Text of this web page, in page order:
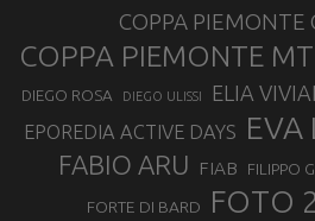
COPPA PIEMONTE
COPPA PIEMONTE
DIEGO ROSA DIEGO ULISSI ELIA
EPOREDIA ACTIVE DAYS EVA
FABIO ARU FIAB FILIPPO
FORTE DI BARD FOTO